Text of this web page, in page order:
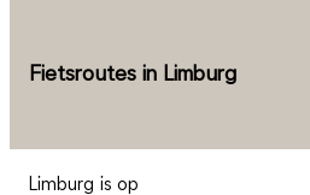
Fietsroutes in Limburg
Limburg is op